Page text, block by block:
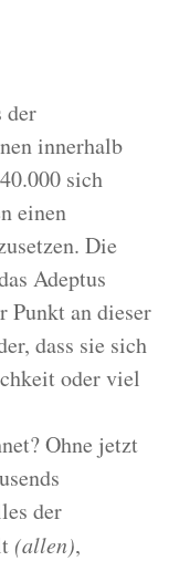
der
innerhalb
sich
einen
Die
Adeptus
Punkt an dieser
dass sie sich
oder viel
Ohne jetzt
der
(allen),